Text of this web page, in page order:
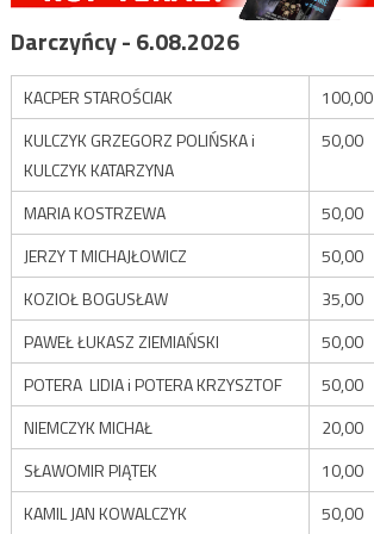
Darczyńcy - 6.08.2026
KACPER STAROŚCIAK
100,00
KULCZYK GRZEGORZ POLIŃSKA i
KULCZYK KATARZYNA
50,00
MARIA KOSTRZEWA
50,00
JERZY T MICHAJŁOWICZ
50,00
KOZIOŁ BOGUSŁAW
35,00
PAWEŁ ŁUKASZ ZIEMIAŃSKI
50,00
POTERA LIDIA i POTERA KRZYSZTOF
50,00
NIEMCZYK MICHAŁ
20,00
SŁAWOMIR PIĄTEK
10,00
KAMIL JAN KOWALCZYK
50,00